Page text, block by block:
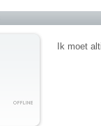
Ik moet